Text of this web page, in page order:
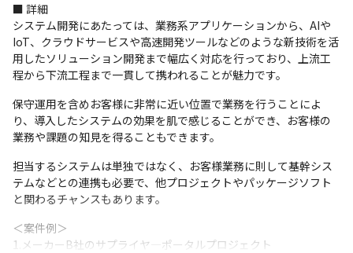
■ 詳細
システム開発にあたっては、業務系アプリケーションから、AIや
IoT、クラウドサービスや高速開発ツールなどのような新技術を活
用したソリューション開発まで幅広く対応を行っており、上流工
程から下流工程まで一貫して携われることが魅力です。
保守運用を含めお客様に非常に近い位置で業務を行うことによ
り、導入したシステムの効果を肌で感じることができ、お客様の
業務や課題の知見を得ることもできます。
担当するシステムは単独ではなく、お客様業務に則して基幹シス
テムなどとの連携も必要で、他プロジェクトやパッケージソフト
と関わるチャンスもあります。
＜案件例＞
1.メーカーB社のサプライヤ―ポータルプロジェクト